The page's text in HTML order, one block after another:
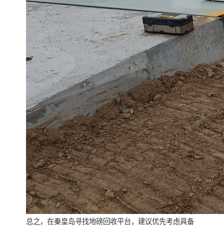
总之，在秦皇岛寻找地磅回收平台，建议优先考虑具备